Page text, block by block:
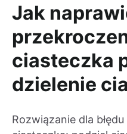
Jak
ciasteczka
dzielenie
Rozwiązanie dla